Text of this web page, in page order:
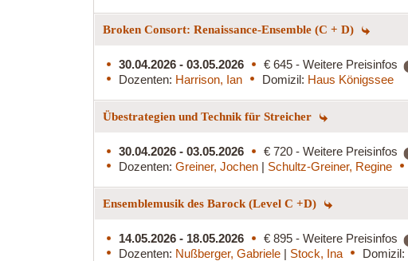
Broken Consort: Renaissance-Ensemble (C + D)
30.04.2026 - 03.05.2026
€ 645 - Weitere Preisinfos
Dozenten: Harrison, Ian Domizil: Haus Königssee
Übestrategien und Technik für Streicher
30.04.2026 - 03.05.2026
€ 720 - Weitere Preisinfos
Dozenten: Greiner, Jochen | Schultz-Greiner, Regine
Ensemblemusik des Barock (Level C +D)
14.05.2026 - 18.05.2026
€ 895 - Weitere Preisinfos
Dozenten: Nußberger, Gabriele | Stock, Ina Domizil: